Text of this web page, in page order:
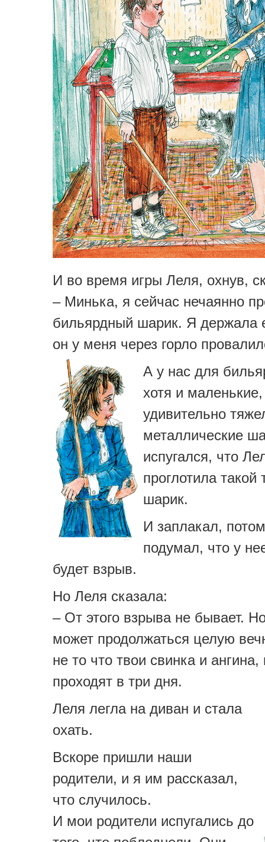
И во время игры Леля, охнув,
– Минька, я сейчас нечаянно
бильярдный шарик. Я держала
он у меня через горло
А у нас для
хотя и
удивительно
металлические
испугался, что
проглотила такой
шарик.
И заплакал,
подумал, что у
будет взрыв.
Но Леля сказала:
– От этого взрыва не бывает.
может продолжаться целую
не то что твои свинка и ангина,
проходят в три дня.
Леля легла на диван и стала
охать.
Вскоре пришли наши
родители, и я им рассказал,
что случилось.
И мои родители испугались до